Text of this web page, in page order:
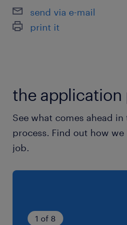
Je vindt werken op baan
Je hebt vaste werkuren,
send via e-mail
print it
the application
See what comes ahead
process. Find out how
job.
1 of 8